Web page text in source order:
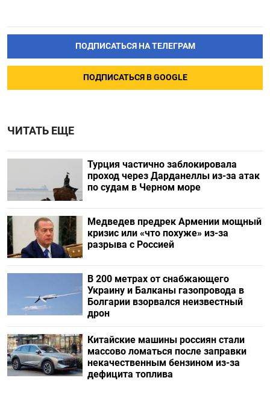
ПОДПИСАТЬСЯ НА ТЕЛЕГРАМ
ПОДПИСАТЬСЯ В GOOGLE
ЧИТАТЬ ЕЩЕ
Турция частично заблокировала
проход через Дарданеллы из-за атак
по судам в Черном море
Медведев предрек Армении мощный
кризис или «что похуже» из-за
разрыва с Россией
В 200 метрах от снабжающего
Украину и Балканы газопровода в
Болгарии взорвался неизвестный
дрон
Китайские машины россиян стали
массово ломаться после заправки
некачественным бензином из-за
дефицита топлива